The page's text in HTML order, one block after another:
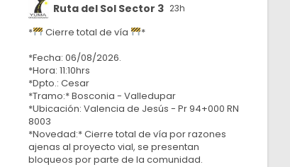
Ruta del Sol Sector 3 23h
* Cierre total de vía
*
*Fecha: 06/08/2026.
*Hora: 11:10hrs
*Dpto.: Cesar
*Tramo:* Bosconia - Valledupar
*Ubicación: Valencia de Jesús - Pr 94+000 RN
8003
*Novedad:* Cierre total de vía por razones
ajenas al proyecto vial, se presentan
bloqueos por parte de la comunidad.